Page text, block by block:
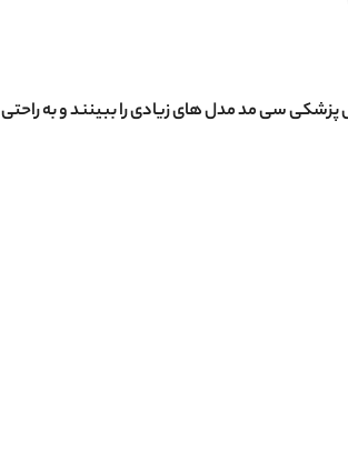
سی مد مدل های زیادی را ببینند و به راحتی